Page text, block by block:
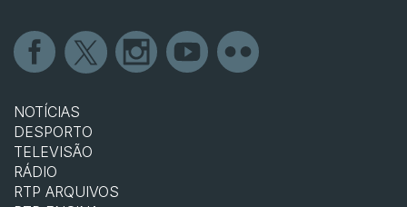
NOTÍCIAS
DESPORTO
TELEVISÃO
RÁDIO
RTP ARQUIVOS